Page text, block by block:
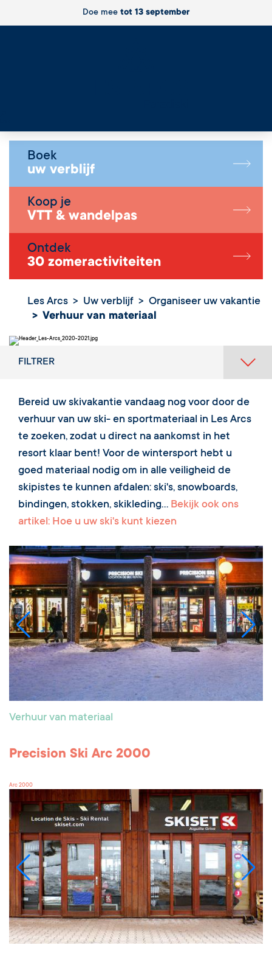
Doe mee tot 13 september
Boek
uw verblijf
Koop je
VTT & wandelpas
Ontdek
30 zomeractiviteiten
Les Arcs Uw verblijf
Organiseer uw vakantie
Verhuur van materiaal
FILTRER
Bereid uw skivakantie vandaag nog voor door de
verhuur van uw ski- en sportmateriaal in Les Arcs
te zoeken, zodat u direct na aankomst in het
resort klaar bent! Voor de wintersport hebt u
goed materiaal nodig om in alle veiligheid de
skipistes te kunnen afdalen: ski's, snowboards,
bindingen, stokken, skikleding... Bekijk ook ons
artikel: Hoe u uw ski's kunt kiezen
Verhuur van materiaal
Precision Ski Arc 2000
Arc 2000